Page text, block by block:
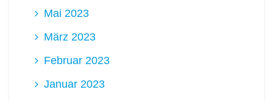
Mai 2023
März 2023
Februar 2023
Januar 2023